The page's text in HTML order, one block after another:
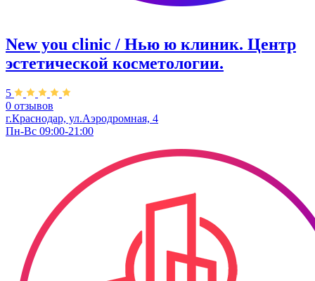
New you clinic / Нью ю клиник. ​Центр
эстетической косметологии.
5
0 отзывов
г.Краснодар, ул.Аэродромная, 4
Пн-Вс 09:00-21:00